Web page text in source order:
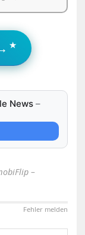
News –
–
Fehler melden